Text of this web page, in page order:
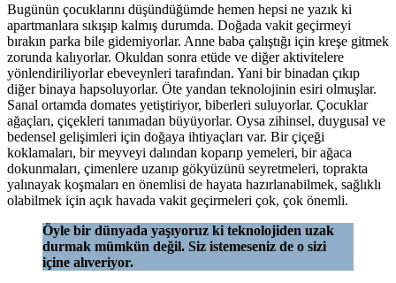
Bugünün çocuklarını düşündüğümde hemen hepsi ne yazık ki
apartmanlara sıkışıp kalmış durumda. Doğada vakit geçirmeyi
bırakın parka bile gidemiyorlar. Anne baba çalıştığı için kreşe gitmek
zorunda kalıyorlar. Okuldan sonra etüde ve diğer aktivitelere
yönlendiriliyorlar ebeveynleri tarafından. Yani bir binadan çıkıp
diğer binaya hapsoluyorlar. Öte yandan teknolojinin esiri olmuşlar.
Sanal ortamda domates yetiştiriyor, biberleri suluyorlar. Çocuklar
ağaçları, çiçekleri tanımadan büyüyorlar. Oysa zihinsel, duygusal ve
bedensel gelişimleri için doğaya ihtiyaçları var. Bir çiçeği
koklamaları, bir meyveyi dalından koparıp yemeleri, bir ağaca
dokunmaları, çimenlere uzanıp gökyüzünü seyretmeleri, toprakta
yalınayak koşmaları en önemlisi de hayata hazırlanabilmek, sağlıklı
olabilmek için açık havada vakit geçirmeleri çok, çok önemli.
Öyle bir dünyada yaşıyoruz ki teknolojiden uzak
durmak mümkün değil. Siz istemeseniz de o sizi
içine alıveriyor.